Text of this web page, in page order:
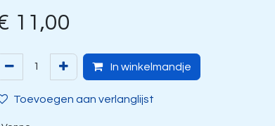
11,00
In winkelmandje
Toevoegen aan verlanglijst